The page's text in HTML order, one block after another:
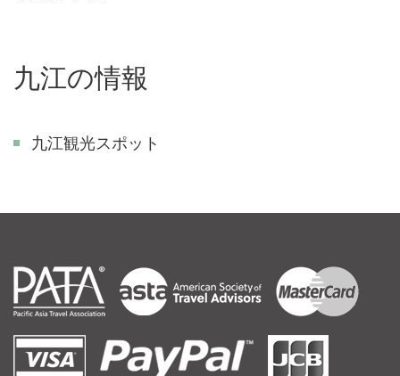
九江の情報
九江観光スポット